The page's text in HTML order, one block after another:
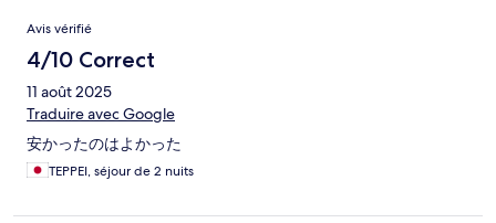
Avis
Avis vérifié
4/10 Correct
11 août 2025
Traduire avec Google
安かったのはよかった
TEPPEI, séjour de 2 nuits